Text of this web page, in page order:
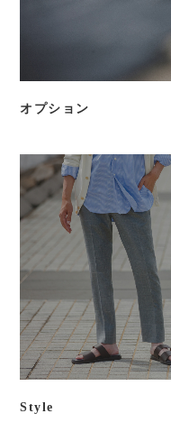
オプション
Style